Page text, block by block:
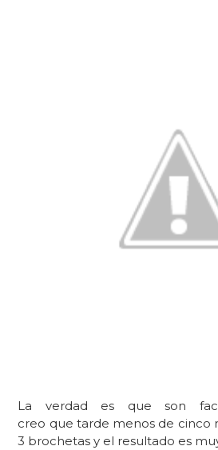
La verdad es que son
creo que tarde menos de cinco
3 brochetas y el resultado es